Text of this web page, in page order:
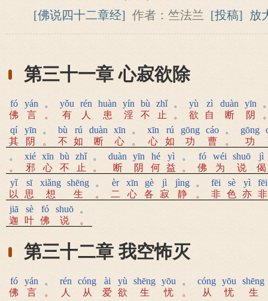
[佛说四十二章经] 作者：竺法兰 [投稿] 放
第三十一章 心寂欲除
fó
佛
yán
言
。
。
yǒu
有
rén
人
huàn
患
yín
淫
bù
不
zhǐ
止
。
。
yù
欲
zì
自
duàn
断
yīn
阴
qí
其
yīn
阴
。
。
bù
不
rú
如
duàn
断
xīn
心
。
。
xīn
心
rú
如
gōng
功
cáo
曹
。
。
gōng
功
。
。
xié
邪
xīn
心
bù
不
zhǐ
止
。
。
duàn
断
yīn
阴
hé
何
yì
益
。
。
fó
佛
wéi
为
shuō
说
jì
偈
yǐ
以
sī
思
xiǎng
想
shēng
生
。
。
èr
二
xīn
心
gè
各
jì
寂
jìng
静
。
。
fēi
非
sè
色
yì
亦
fēi
非
jiā
迦
sè
叶
fó
佛
shuō
说
。
。
第三十二章 我空怖灭
fó
佛
yán
言
。
。
rén
人
cóng
从
ài
爱
yù
欲
shēng
生
yōu
忧
。
。
cóng
从
yōu
忧
shēng
生